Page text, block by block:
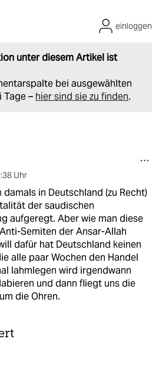
unter diesem Artikel ist
bei ausgewählten
– hier sind sie zu finden.
einloggen
Uhr
damals in Deutschland (zu Recht)
der saudischen
aufgeregt. Aber wie man diese
Semiten der Ansar-Allah
dafür hat Deutschland keinen
alle paar Wochen den Handel
lahmlegen wird irgendwann
und dann fliegt uns die
die Ohren.